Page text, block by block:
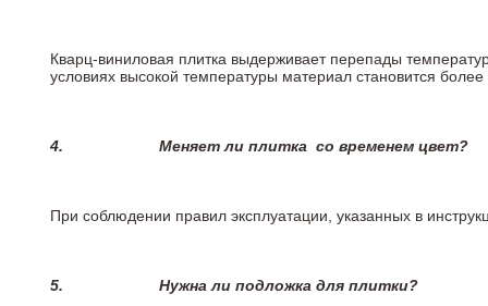
Кварц-виниловая плитка выдерживает перепады
условиях высокой температуры материал становится
4. Меняет ли плитка со временем цвет?
При соблюдении правил эксплуатации, указанных в
5. Нужна ли подложка для плитки?